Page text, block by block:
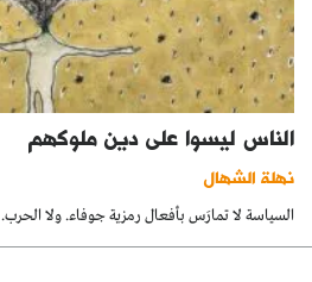
الناس ليسوا على دين ملوكهم
نهلة الشهال
السياسة لا تمارَس بأفعال رمزية جوفاء. ولا الحرب.